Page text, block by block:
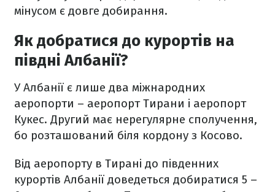
мінусом є довге добирання.
Як добратися до курортів на
півдні Албанії?
У Албанії є лише два міжнародних
аеропорти – аеропорт Тирани і аеропорт
Кукес. Другий має нерегулярне сполучення,
бо розташований біля кордону з Косово.
Від аеропорту в Тирані до південних
курортів Албанії доведеться добиратися 5 –